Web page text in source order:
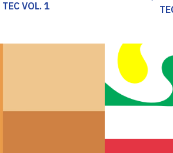
TEC VOL. 1